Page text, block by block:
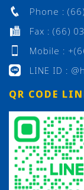
Phone :
Fax : (66)
Mobile :
LINE ID :
QR CODE